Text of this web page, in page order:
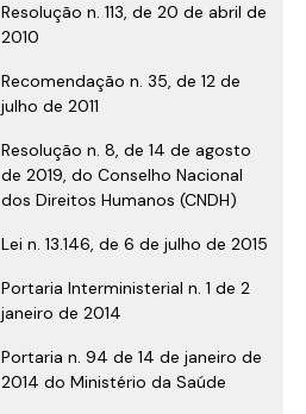
Resolução n. 113, de 20 de abril de
2010
Recomendação n. 35, de 12 de
julho de 2011
Resolução n. 8, de 14 de agosto
de 2019, do Conselho Nacional
dos Direitos Humanos (CNDH)
Lei n. 13.146, de 6 de julho de 2015
Portaria Interministerial n. 1 de 2
janeiro de 2014
Portaria n. 94 de 14 de janeiro de
2014 do Ministério da Saúde